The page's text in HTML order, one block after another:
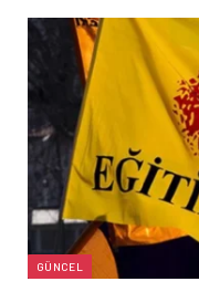
GÜNCEL